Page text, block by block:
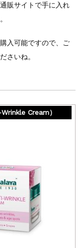
販サイトで手に入れ
入可能ですので、ご
さいね。
Cream）